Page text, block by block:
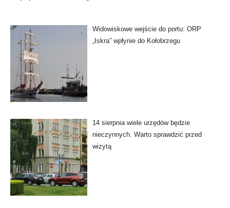
Widowiskowe wejście do portu: ORP
„Iskra” wpłynie do Kołobrzegu
14 sierpnia wiele urzędów będzie
nieczynnych. Warto sprawdzić przed
wizytą